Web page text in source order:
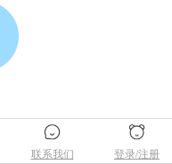
联系我们 登录/注册